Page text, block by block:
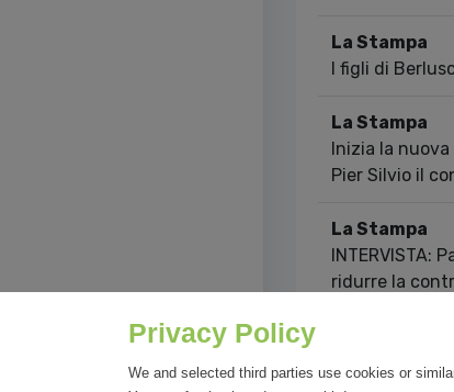
La Stampa
I figli di
La Stampa
Inizia la
Pier Silvio il
La Stampa
INTERVISTA:
ridurre la
Showing 1 to
Privacy Policy
We and selected third parties use cookies or